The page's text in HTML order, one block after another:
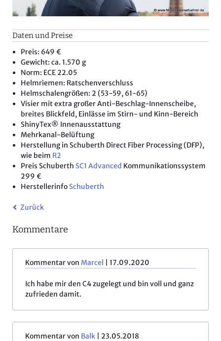
Daten und Preise
Preis: 649 €
Gewicht: ca. 1.570 g
Norm: ECE 22.05
Helmriemen: Ratschenverschluss
Helmschalengrößen: 2 (53-59, 61-65)
Visier mit extra großer Anti-Beschlag-Innenscheibe,
breites Blickfeld, Einlässe im Stirn- und Kinn-Bereich
ShinyTex® Innenausstattung
Mehrkanal-Belüftung
Herstellung in Schuberth Direct Fiber Processing (DFP),
wie beim R2
Preis Schuberth SC1 Advanced Kommunikationssystem
299 €
Herstellerinfo Schuberth
Zurück
Kommentare
Kommentar von Marcel 17.09.2020
Ich habe mir den C4 zugelegt und bin voll und ganz
zufrieden damit.
Kommentar von Balk| 23.05.2018